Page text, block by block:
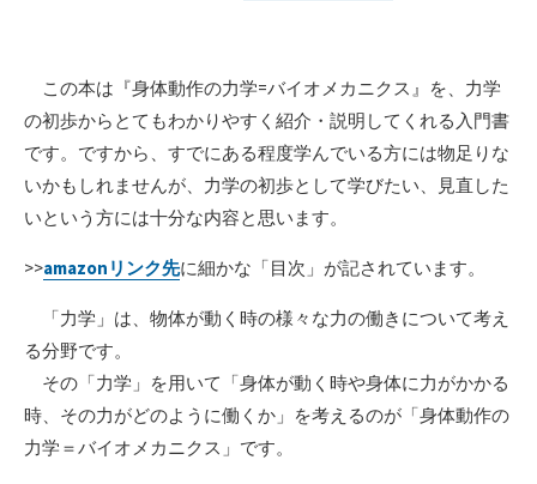
この本は『身体動作の力学=バイオメカニクス』を、力学
の初歩からとてもわかりやすく紹介・説明してくれる入門書
です。ですから、すでにある程度学んでいる方には物足りな
いかもしれませんが、力学の初歩として学びたい、見直した
いという方には十分な内容と思います。
>>amazonリンク先に細かな「目次」が記されています。
「力学」は、物体が動く時の様々な力の働きについて考え
る分野です。
その「力学」を用いて「身体が動く時や身体に力がかかる
時、その力がどのように働くか」を考えるのが「身体動作の
力学＝バイオメカニクス」です。